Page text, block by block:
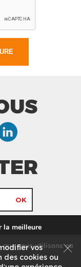
Recrutement
vos
des cookies ou
la meilleure
que nous utilisons ou